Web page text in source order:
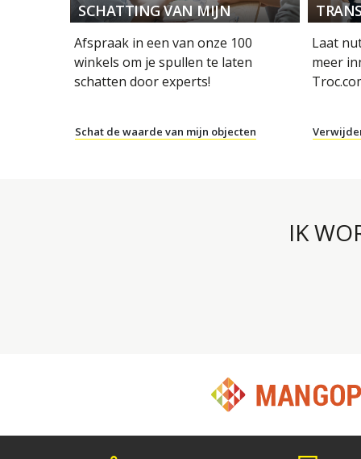
SCHATTING VAN MIJN
OBJECTEN
Afspraak in een van onze 100
winkels om je spullen te laten
schatten door experts!
Schat de waarde van mijn objecten
Laat
meer
IK